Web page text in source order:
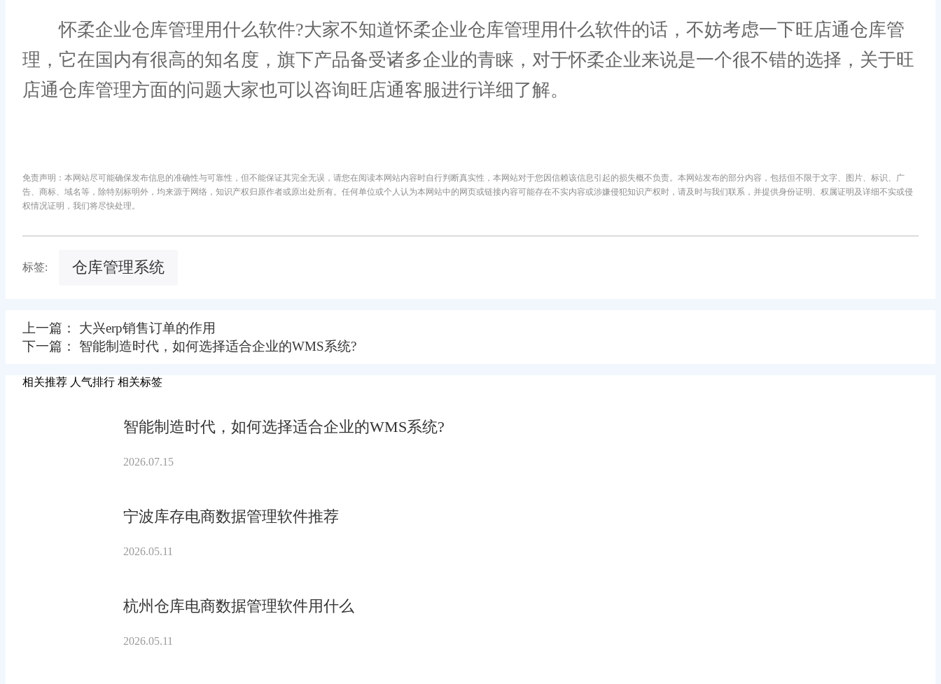
怀柔企业仓库管理用什么软件?大家不知道怀柔企业仓库管理用什么软件的话，不妨考虑一下旺店通仓库管
理，它在国内有很高的知名度，旗下产品备受诸多企业的青睐，对于怀柔企业来说是一个很不错的选择，关于旺
店通仓库管理方面的问题大家也可以咨询旺店通客服进行详细了解。
免责声明：本网站尽可能确保发布信息的准确性与可靠性，但不能保证其完全无误，请您在阅读本网站内容时自行判断真实性，本网站对于您因信赖该信息引起的损失概不负责。本网站发布的部分内容，包括但不限于文字、图片、标识、广
告、商标、域名等，除特别标明外，均来源于网络，知识产权归原作者或原出处所有。任何单位或个人认为本网站中的网页或链接内容可能存在不实内容或涉嫌侵犯知识产权时，请及时与我们联系，并提供身份证明、权属证明及详细不实或侵
权情况证明，我们将尽快处理。
标签: 仓库管理系统
上一篇： 大兴erp销售订单的作用
下一篇： 智能制造时代，如何选择适合企业的WMS系统?
相关推荐 人气排行 相关标签
智能制造时代，如何选择适合企业的WMS系统?
2026.07.15
宁波库存电商数据管理软件推荐
2026.05.11
杭州仓库电商数据管理软件用什么
2026.05.11